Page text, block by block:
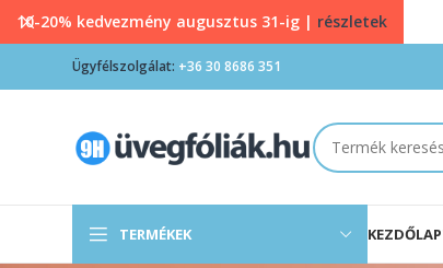
Ügyfélszolgálat: +36 30 8686 351
TERMÉKEK KEZDŐLAP
10-20% kedvezmény augusztus 31-ig | részletek